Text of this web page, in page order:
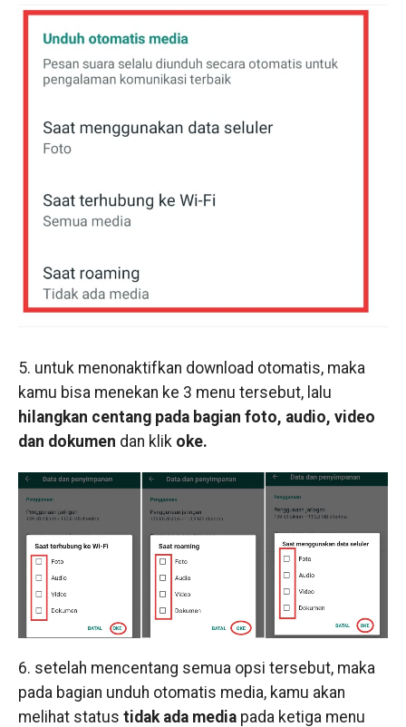
5. untuk menonaktifkan download otomatis, maka
kamu bisa menekan ke 3 menu tersebut, lalu
hilangkan centang pada bagian foto, audio, video
dan dokumen dan klik oke.
6. setelah mencentang semua opsi tersebut, maka
pada bagian unduh otomatis media, kamu akan
melihat status tidak ada mediapada ketiga menu